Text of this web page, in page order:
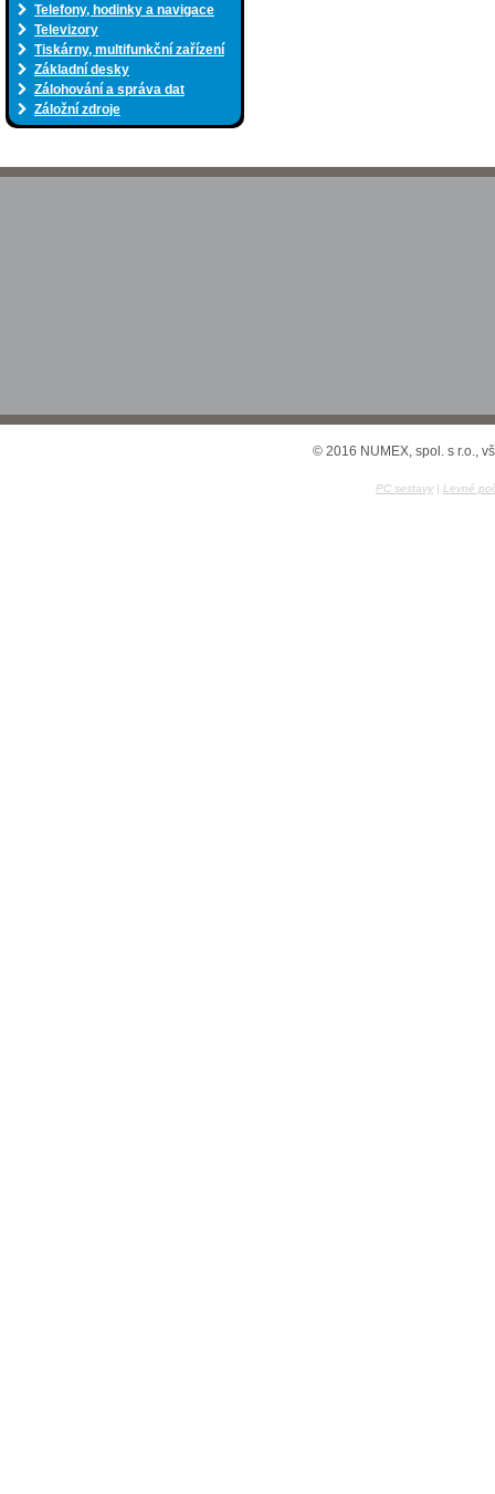
Telefony, hodinky a navigace
Televizory
Tiskárny, multifunkční zařízení
Základní desky
Zálohování a správa dat
Záložní zdroje
© 2016 NUMEX, spol. s r.o.,
PC sestavy | Levné